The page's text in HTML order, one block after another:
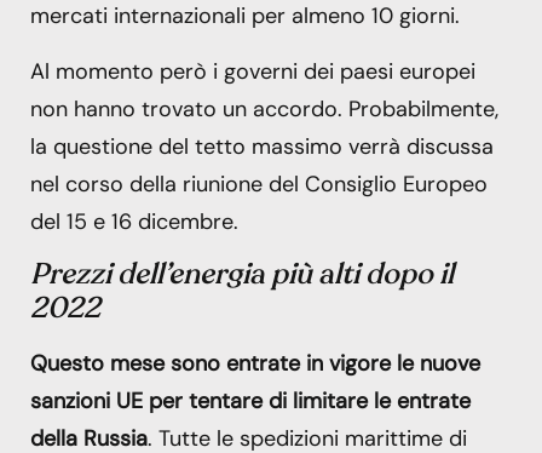
mercati internazionali per almeno 10 giorni.
Al momento però i governi dei paesi europei
non hanno trovato un accordo. Probabilmente,
la questione del tetto massimo verrà discussa
nel corso della riunione del Consiglio Europeo
del 15 e 16 dicembre.
Prezzi dell’energia più alti dopo il
2022
Questo mese sono entrate in vigore le nuove
sanzioni UE per tentare di limitare le entrate
della Russia. Tutte le spedizioni marittime di